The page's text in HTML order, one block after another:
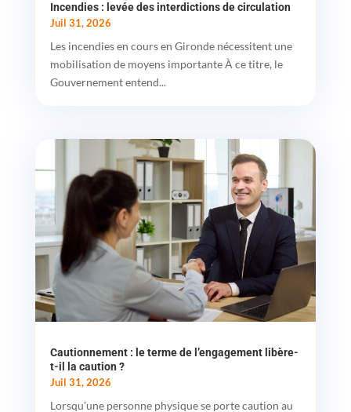
Incendies : levée des interdictions de circulation
Juil 31, 2026
Les incendies en cours en Gironde nécessitent une
mobilisation de moyens importante À ce titre, le
Gouvernement entend...
Cautionnement : le terme de l’engagement libère-
t-il la caution ?
Juil 31, 2026
Lorsqu’une personne physique se porte caution au